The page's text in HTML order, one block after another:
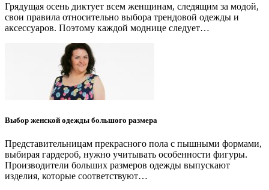
Грядущая осень диктует всем женщинам, следящим за модой,
свои правила относительно выбора трендовой одежды и
аксессуаров. Поэтому каждой моднице следует…
Выбор женской одежды большого размера
Представительницам прекрасного пола с пышными формами,
выбирая гардероб, нужно учитывать особенности фигуры.
Производители больших размеров одежды выпускают
изделия, которые соответствуют…